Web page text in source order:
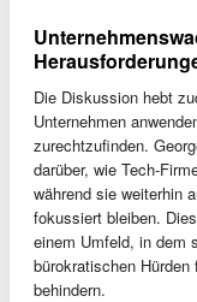
Die Diskussion hebt
Unternehmen
zurechtzufinden.
darüber, wie Tech-
während sie weiterhin
fokussiert bleiben.
einem Umfeld, in dem
bürokratischen
behindern.